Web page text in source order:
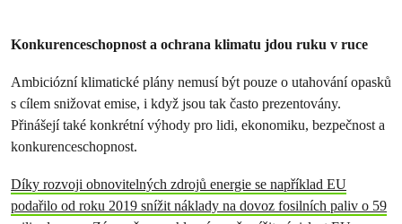
Konkurenceschopnost a ochrana klimatu jdou ruku v ruce
Ambiciózní klimatické plány nemusí být pouze o utahování opasků
s cílem snižovat emise, i když jsou tak často prezentovány.
Přinášejí také konkrétní výhody pro lidi, ekonomiku, bezpečnost a
konkurenceschopnost.
Díky rozvoji obnovitelných zdrojů energie se například EU
podařilo od roku 2019 snížit náklady na dovoz fosilních paliv o 59